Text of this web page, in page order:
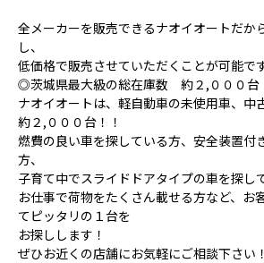
全メーカーを販売できるナオイオートだか
し、
低価格で販売させていただくことが可能です
◎茨城県最大級の総在庫数 約２,０００台
ナオイオートは、軽自動車の未使用車、中
約２,０００台！！
燃費の良い車を探している方、安全装置付
方、
子育て中でスライドドアタイプの車を探し
お仕事で荷物をたくさん載せる方など、お
てピッタリの１台を
お探しします！
ぜひお近くの店舗にお気軽にご相談下さい